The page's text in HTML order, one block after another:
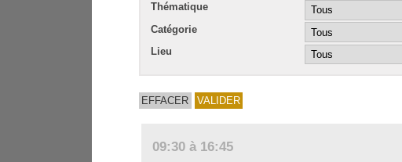
Thématique
Catégorie
Lieu
09:30 à 16:45